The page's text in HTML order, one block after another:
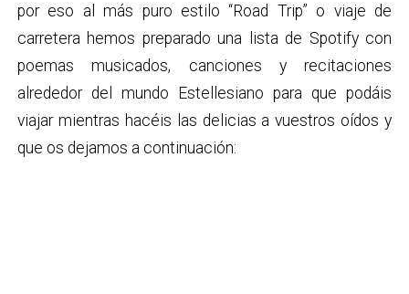
por eso al más puro estilo “Road Trip” o viaje de
carretera hemos preparado una lista de Spotify con
poemas musicados, canciones y recitaciones
alrededor del mundo Estellesiano para que podáis
viajar mientras hacéis las delicias a vuestros oídos y
que os dejamos a continuación: